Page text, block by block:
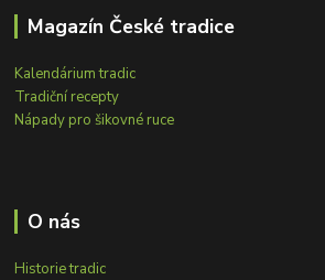
Magazín České tradice
Kalendárium tradic
Tradiční recepty
Nápady pro šikovné ruce
O nás
Historie tradic